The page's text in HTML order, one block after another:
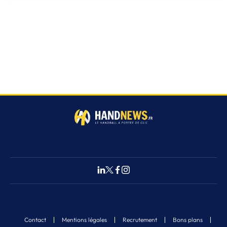
Contact Mentions légales Recrutement
Bons plans